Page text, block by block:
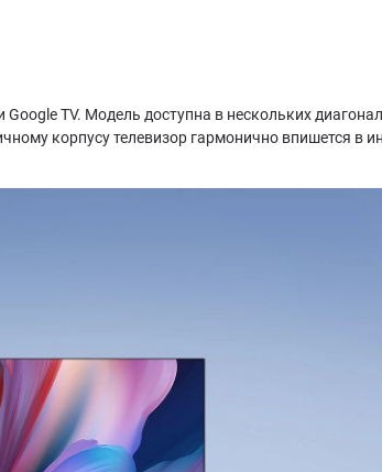
TV. Модель доступна в нескольких
корпусу телевизор гармонично впишется в